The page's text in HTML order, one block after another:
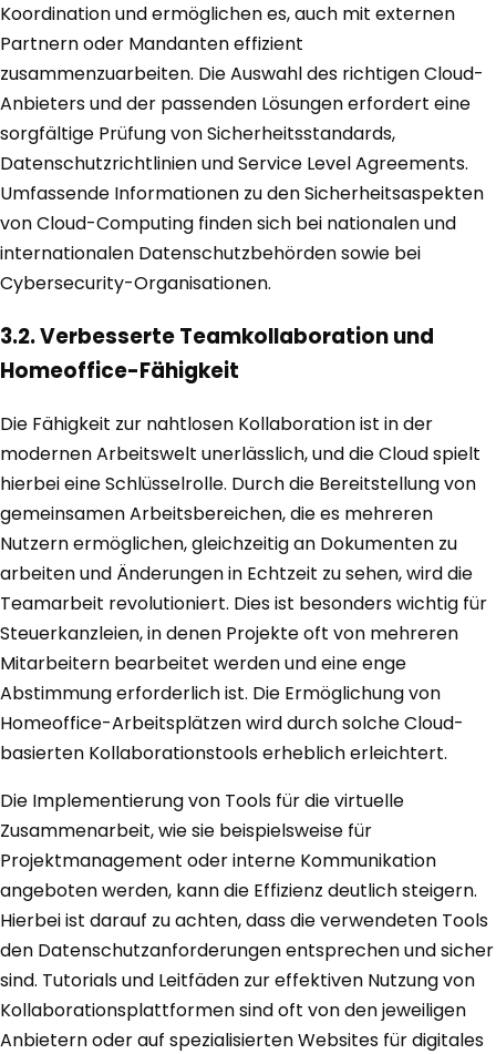
Koordination und ermöglichen es, auch mit externen
Partnern oder Mandanten effizient
zusammenzuarbeiten. Die Auswahl des richtigen Cloud-
Anbieters und der passenden Lösungen erfordert eine
sorgfältige Prüfung von Sicherheitsstandards,
Datenschutzrichtlinien und Service Level Agreements.
Umfassende Informationen zu den Sicherheitsaspekten
von Cloud-Computing finden sich bei nationalen und
internationalen Datenschutzbehörden sowie bei
Cybersecurity-Organisationen.
3.2. Verbesserte Teamkollaboration und
Homeoffice-Fähigkeit
Die Fähigkeit zur nahtlosen Kollaboration ist in der
modernen Arbeitswelt unerlässlich, und die Cloud spielt
hierbei eine Schlüsselrolle. Durch die Bereitstellung von
gemeinsamen Arbeitsbereichen, die es mehreren
Nutzern ermöglichen, gleichzeitig an Dokumenten zu
arbeiten und Änderungen in Echtzeit zu sehen, wird die
Teamarbeit revolutioniert. Dies ist besonders wichtig für
Steuerkanzleien, in denen Projekte oft von mehreren
Mitarbeitern bearbeitet werden und eine enge
Abstimmung erforderlich ist. Die Ermöglichung von
Homeoffice-Arbeitsplätzen wird durch solche Cloud-
basierten Kollaborationstools erheblich erleichtert.
Die Implementierung von Tools für die virtuelle
Zusammenarbeit, wie sie beispielsweise für
Projektmanagement oder interne Kommunikation
angeboten werden, kann die Effizienz deutlich steigern.
Hierbei ist darauf zu achten, dass die verwendeten Tools
den Datenschutzanforderungen entsprechen und sicher
sind. Tutorials und Leitfäden zur effektiven Nutzung von
Kollaborationsplattformen sind oft von den jeweiligen
Anbietern oder auf spezialisierten Websites für digitales